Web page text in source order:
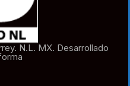
N.L. MX. Desarrollado